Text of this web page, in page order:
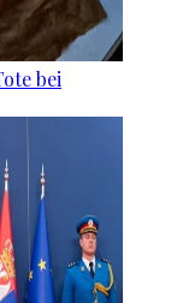
bei